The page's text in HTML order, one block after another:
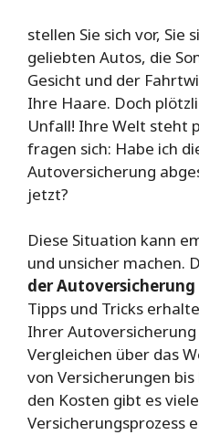
stellen Sie sich vor, Sie
geliebten Autos, die
Gesicht und der
Ihre Haare. Doch
Unfall! Ihre Welt steht
fragen sich: Habe ich
Autoversicherung
jetzt?
Diese Situation kann
und unsicher machen.
der Autoversicherung
Tipps und Tricks
Ihrer
Vergleichen über das
von Versicherungen
den Kosten gibt es
Versicherungsprozess